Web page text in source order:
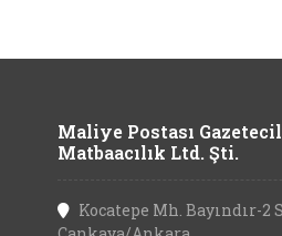
Maliye Postası
Matbaacılık Ltd. Şti.
Kocatepe Mh. Bayındır-2